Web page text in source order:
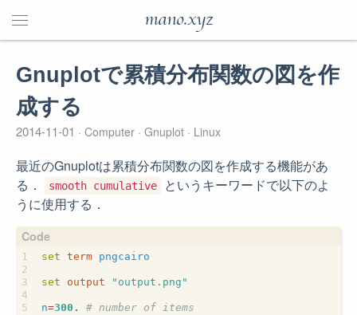
mano.xyz
Gnuplotで累積分布関数の図を作
成する
2014-11-01 Computer Gnuplot Linux
最近のGnuplotは累積分布関数の図を作成する機能があ
る．
smooth cumulative
というキーワードで以下のよ
うに使用する．
set term pngcairo
set output "output.png"
n=300. # number of items